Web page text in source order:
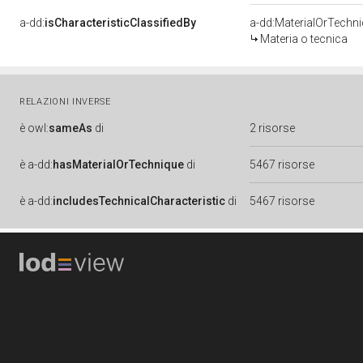
a-dd:isCharacteristicClassifiedBy
a-
Materia o tecnica
RELAZIONI INVERSE
è owl:sameAs di 2 risorse
è a-dd:hasMaterialOrTechnique di 5467 risorse
è a-dd:includesTechnicalCharacteristic di 5467 risorse